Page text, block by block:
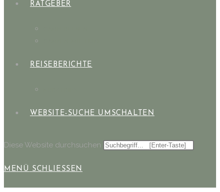
RATGEBER
REISEBERICHTE
WEBSITE-SUCHE UMSCHALTEN
Diese Website durchsuchen
MENÜ SCHLIESSEN